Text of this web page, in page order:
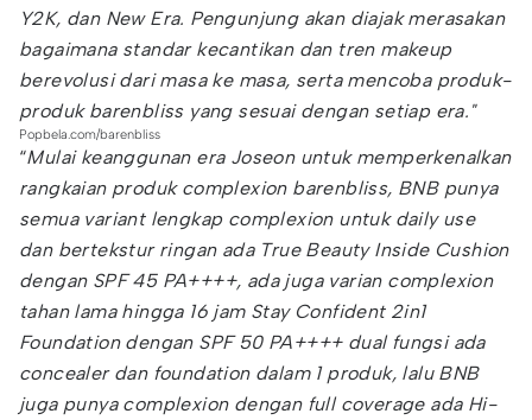
Y2K, dan New Era. Pengunjung akan diajak merasakan
bagaimana standar kecantikan dan tren makeup
berevolusi dari masa ke masa, serta mencoba produk-
produk barenbliss yang sesuai dengan setiap era."
Popbela.com/barenbliss
“Mulai keanggunan era Joseon untuk memperkenalkan
rangkaian produk complexion barenbliss, BNB punya
semua variant lengkap complexion untuk daily use
dan bertekstur ringan ada True Beauty Inside Cushion
dengan SPF 45 PA++++, ada juga varian complexion
tahan lama hingga 16 jam Stay Confident 2in1
Foundation dengan SPF 50 PA++++ dual fungsi ada
concealer dan foundation dalam 1 produk, lalu BNB
juga punya complexion dengan full coverage ada Hi-